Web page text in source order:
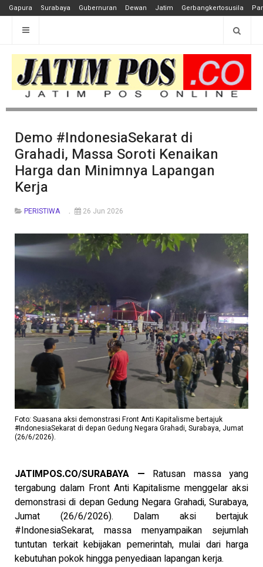
Gapura Surabaya Gubernuran Dewan Jatim Gerbangkertosusila
Demo #IndonesiaSekarat di
Grahadi, Massa Soroti Kenaikan
Harga dan Minimnya Lapangan
Kerja
PERISTIWA 26 Jun 2026
Foto: Suasana aksi demonstrasi Front Anti Kapitalisme bertajuk
#IndonesiaSekarat di depan Gedung Negara Grahadi, Surabaya, Jumat
(26/6/2026).
JATIMPOS.CO/SURABAYA — Ratusan massa yang
tergabung dalam Front Anti Kapitalisme menggelar aksi
demonstrasi di depan Gedung Negara Grahadi, Surabaya,
Jumat (26/6/2026). Dalam aksi bertajuk
#IndonesiaSekarat, massa menyampaikan sejumlah
tuntutan terkait kebijakan pemerintah, mulai dari harga
kebutuhan pokok hingga penyediaan lapangan kerja.